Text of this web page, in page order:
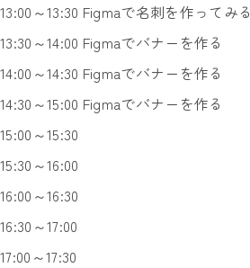
13:00～13:30 Figmaで名刺を作ってみる
13:30～14:00 Figmaでバナーを作る
14:00～14:30 Figmaでバナーを作る
14:30～15:00 Figmaでバナーを作る
15:00～15:30
15:30～16:00
16:00～16:30
16:30～17:00
17:00～17:30